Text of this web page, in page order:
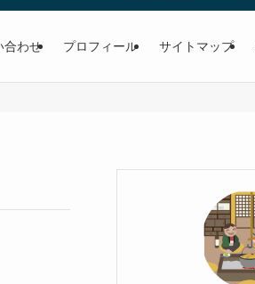
合わせ プロフィール サイトマップ